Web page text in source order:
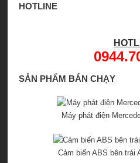
HOTLINE
SẢN PHẨM BÁN CHẠY
Máy phát điện
Cảm biến ABS bên trái